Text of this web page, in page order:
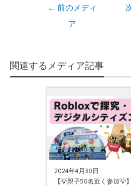
ゲ
← 前のメディ
ア
関連するメディア記事
2024年4月30日
【💡親子50名近く参加💡